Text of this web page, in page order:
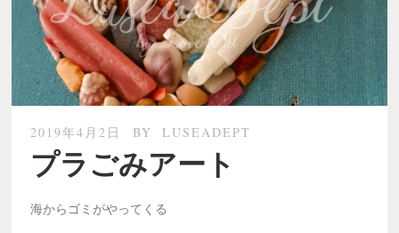
2019年4月2日 BY LUSEADEPT
プラごみアート
海からゴミがやってくる